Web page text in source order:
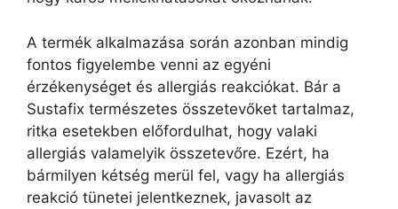
A termék alkalmazása során azonban mindig
fontos figyelembe venni az egyéni
érzékenységet és allergiás reakciókat. Bár a
Sustafix természetes összetevőket tartalmaz,
ritka esetekben előfordulhat, hogy valaki
allergiás valamelyik összetevőre. Ezért, ha
bármilyen kétség merül fel, vagy ha allergiás
reakció tünetei jelentkeznek, javasolt az